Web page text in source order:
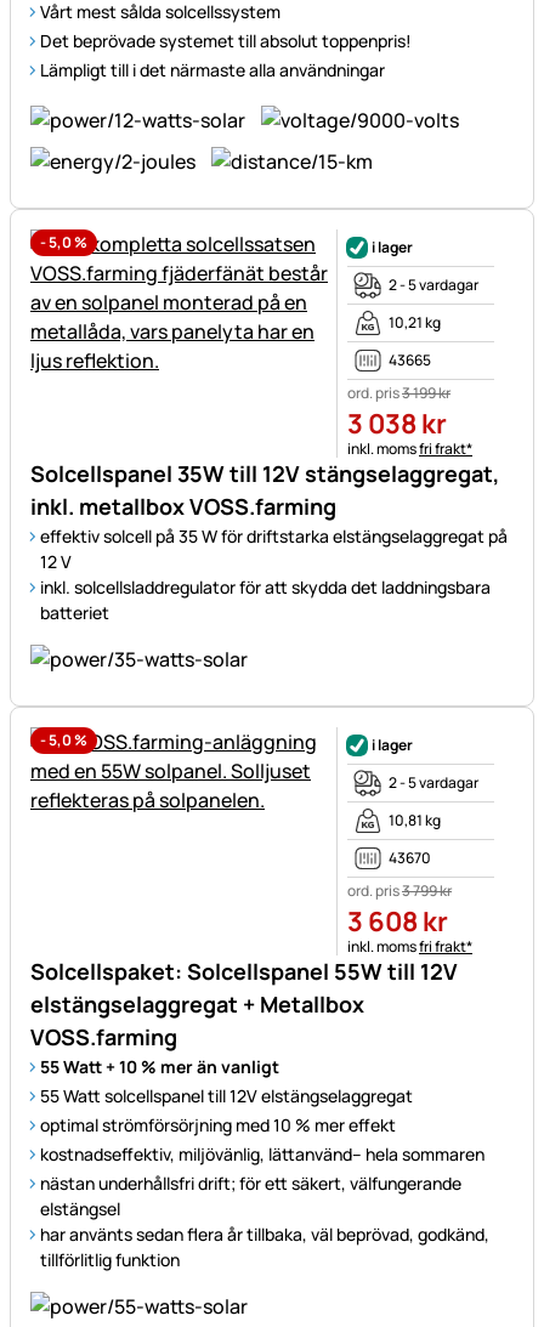
Vårt mest sålda solcellssystem
Det beprövade systemet till absolut toppenpris!
Lämpligt till i det närmaste alla användningar
-5,0%
Solcellspanel 35W till 12V stängselaggregat,
inkl. metallbox VOSS.farming
effektiv solcell på 35 W för driftstarka elstängselaggregat på
12 V
inkl. solcellsladdregulator för att skydda det laddningsbara
batteriet
i lager
2 - 5 vardagar
10,21 kg
43665
ord. pris3 199kr
3 038kr
Skatteinformation:
inkl. momsfri frakt*
-5,0%
Solcellspaket: Solcellspanel 55W till 12V
elstängselaggregat + Metallbox
VOSS.farming
55 Watt + 10 % mer än vanligt
55 Watt solcellspanel till 12V elstängselaggregat
optimal strömförsörjning med 10 % mer effekt
kostnadseffektiv, miljövänlig, lättanvänd– hela sommaren
nästan underhållsfri drift; för ett säkert, välfungerande
elstängsel
har använts sedan flera år tillbaka, väl beprövad, godkänd,
tillförlitlig funktion
i lager
2 - 5 vardagar
10,81 kg
43670
ord. pris3 799kr
3 608kr
Skatteinformation:
inkl. momsfri frakt*